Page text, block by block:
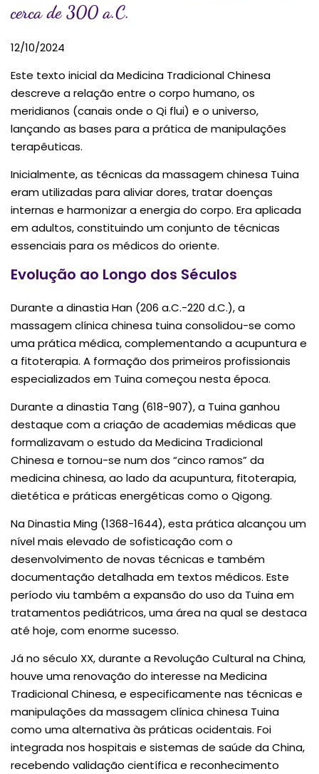
cerca de 300 a.C.
12/10/2024
Este texto inicial da Medicina Tradicional Chinesa
descreve a relação entre o corpo humano, os
meridianos (canais onde o Qi flui) e o universo,
lançando as bases para a prática de manipulações
terapêuticas.
Inicialmente, as técnicas da massagem chinesa Tuina
eram utilizadas para aliviar dores, tratar doenças
internas e harmonizar a energia do corpo. Era aplicada
em adultos, constituindo um conjunto de técnicas
essenciais para os médicos do oriente.
Evolução ao Longo dos Séculos
Durante a dinastia Han (206 a.C.-220 d.C.), a
massagem clínica chinesa tuina consolidou-se como
uma prática médica, complementando a acupuntura e
a fitoterapia. A formação dos primeiros profissionais
especializados em Tuina começou nesta época.
Durante a dinastia Tang (618-907), a Tuina ganhou
destaque com a criação de academias médicas que
formalizavam o estudo da Medicina Tradicional
Chinesa e tornou-se num dos “cinco ramos” da
medicina chinesa, ao lado da acupuntura, fitoterapia,
dietética e práticas energéticas como o Qigong.
Na Dinastia Ming (1368-1644), esta prática alcançou um
nível mais elevado de sofisticação com o
desenvolvimento de novas técnicas e também
documentação detalhada em textos médicos. Este
período viu também a expansão do uso da Tuina em
tratamentos pediátricos, uma área na qual se destaca
até hoje, com enorme sucesso.
Já no século XX, durante a Revolução Cultural na China,
houve uma renovação do interesse na Medicina
Tradicional Chinesa, e especificamente nas técnicas e
manipulações da massagem clínica chinesa Tuina
como uma alternativa às práticas ocidentais. Foi
integrada nos hospitais e sistemas de saúde da China,
recebendo validação científica e reconhecimento